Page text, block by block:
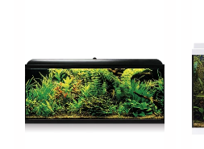
ó
n